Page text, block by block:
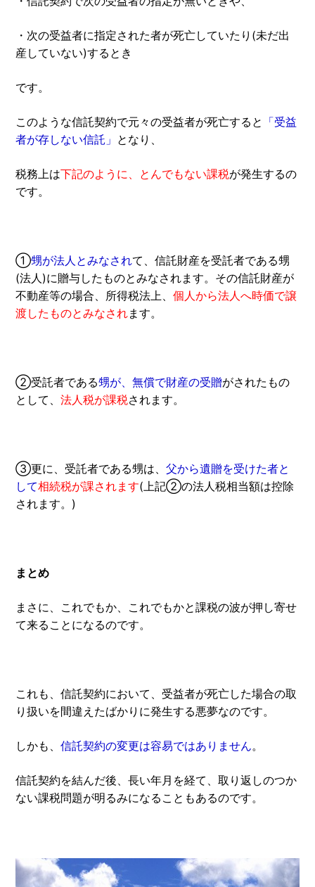
・次の受益者に指定された者が死亡していたり(未だ出
産していない)するとき
です。
このような信託契約で元々の受益者が死亡すると 「受益
者が存しない信託」 となり、
税務上は下記のように、とんでもない課税が発生するの
です。
①甥が法人とみなされて、信託財産を受託者である甥
(法人)に贈与したものとみなされます。その信託財産が
不動産等の場合、所得税法上、個人から法人へ時価で譲
渡したものとみなされます。
②受託者である甥が、無償で財産の受贈がされたもの
として、法人税が課税されます。
③更に、受託者である甥は、父から遺贈を受けた者と
して相続税が課されます(上記②の法人税相当額は控除
されます。)
まとめ
まさに、これでもか、これでもかと課税の波が押し寄せ
て来ることになるのです。
これも、信託契約において、受益者が死亡した場合の取
り扱いを間違えたばかりに発生する悪夢なのです。
しかも、信託契約の変更は容易ではありません。
信託契約を結んだ後、長い年月を経て、取り返しのつか
ない課税問題が明るみになることもあるのです。